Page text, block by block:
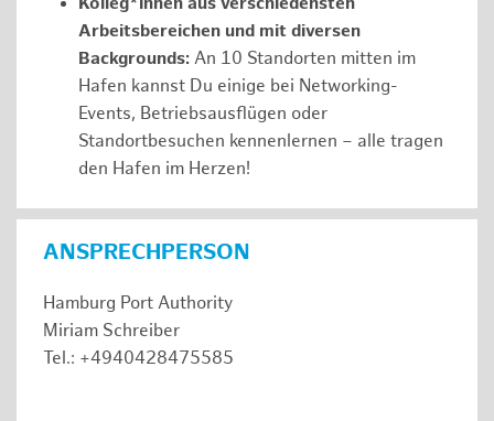
Arbeitsbereichen und mit diversen
Backgrounds: An 10 Standorten mitten im
Hafen kannst Du einige bei Networking-
Events, Betriebsausflügen oder
Standortbesuchen kennenlernen – alle tragen
den Hafen im Herzen!
ANSPRECHPERSON
Hamburg Port Authority
Miriam Schreiber
Tel.: +4940428475585